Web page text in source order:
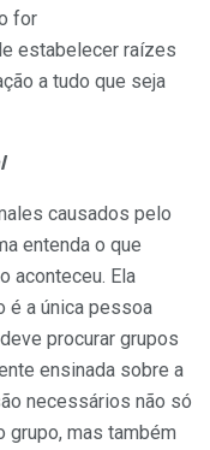
for
estabelecer raízes
a tudo que seja
causados pelo
entenda o que
aconteceu. Ela
é a única pessoa
procurar grupos
ensinada sobre a
necessários não só
grupo, mas também